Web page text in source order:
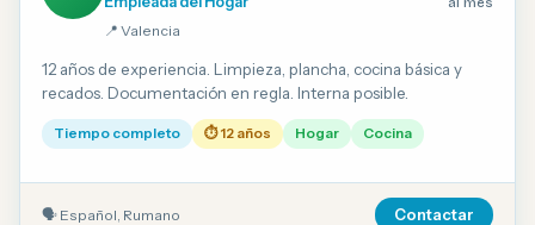
📍 Valencia
12 años de experiencia. Limpieza, plancha, cocina básica y
recados. Documentación en regla. Interna posible.
Tiempo completo ⏱ 12 años Hogar Cocina
🗣 Español, Rumano Contactar